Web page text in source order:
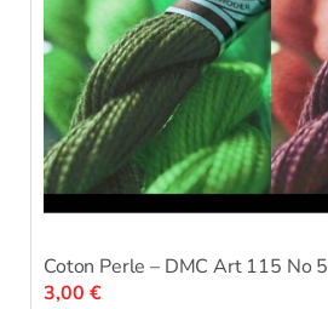
Coton Perle – DMC Art 115 No 5
3,00 €